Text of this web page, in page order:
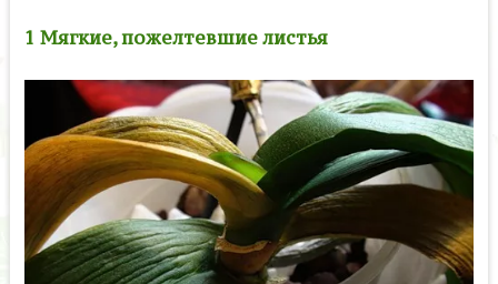
1 Мягкие, пожелтевшие листья